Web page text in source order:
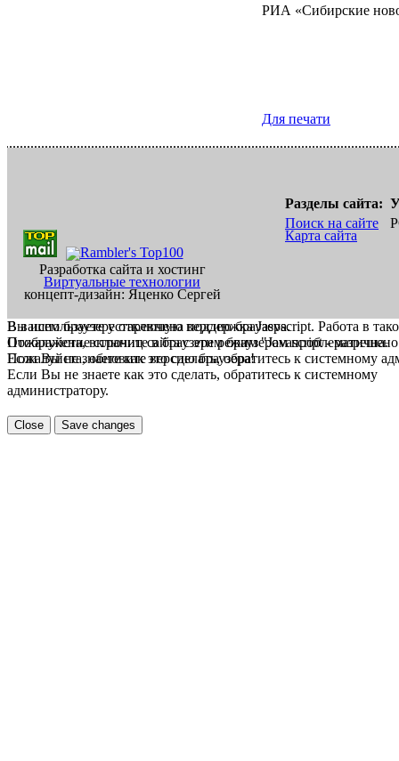
РИА «Сибирские
Для печати
Разработка сайта и хостинг
Виртуальные технологии
концепт-дизайн: Яценко Сергей
Разделы сайта:
Поиск на сайте
Карта сайта
В вашем браузере отключена поддержка Jasvscript. Работа в
Пожалуйста, включите в браузере режим "Javascript -
Если Вы не знаете как это сделать, обратитесь к системному
Вы используете устаревшую версию браузера.
Отображение страниц сайта с этим браузером проблематична.
Пожалуйста, обновите версию браузера!
Если Вы не знаете как это сделать, обратитесь к системному
администратору.
Close Save changes